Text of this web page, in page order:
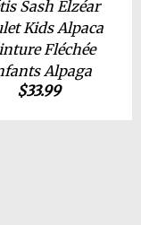
Sash Elzéar
Kids Alpaca
Fléchée
Alpaga
$33.99